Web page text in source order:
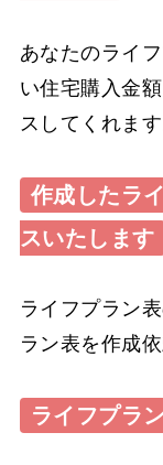
あなたのライ
い住宅購入金
スしてくれます
作成したラ
スいたします
ライフプラン
ラン表を作成
ライフプラ